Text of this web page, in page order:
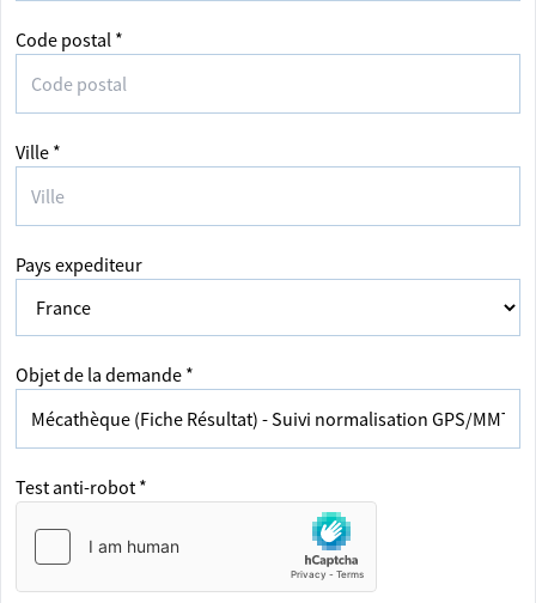
Code postal *
Ville *
Pays expediteur
Objet de la demande *
Test anti-robot *